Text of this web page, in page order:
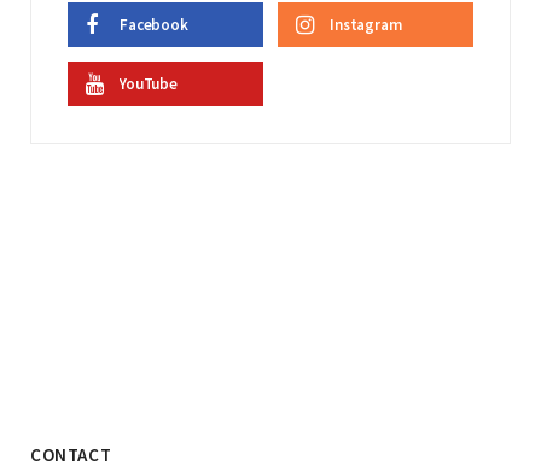
Facebook Instagram
YouTube
CONTACT